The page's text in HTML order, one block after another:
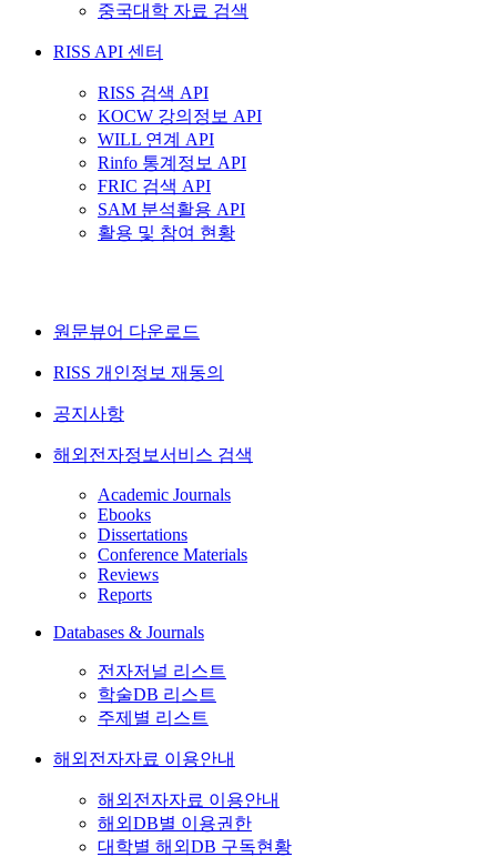
중국대학 자료 검색
RISS API 센터
RISS 검색 API
KOCW 강의정보 API
WILL 연계 API
Rinfo 통계정보 API
FRIC 검색 API
SAM 분석활용 API
활용 및 참여 현황
원문뷰어 다운로드
RISS 개인정보 재동의
공지사항
해외전자정보서비스 검색
Academic Journals
Ebooks
Dissertations
Conference Materials
Reviews
Reports
Databases & Journals
전자저널 리스트
학술DB 리스트
주제별 리스트
해외전자자료 이용안내
해외전자자료 이용안내
해외DB별 이용권한
대학별 해외DB 구독현황